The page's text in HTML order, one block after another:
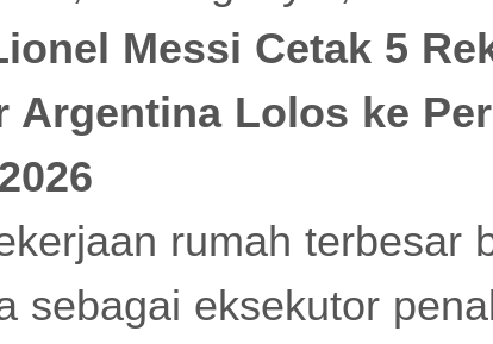
Messi Cetak 5
Argentina Lolos ke
rumah terbesar
sebagai eksekutor